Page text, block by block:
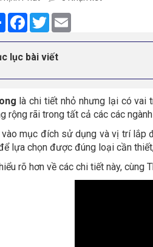
ShareFacebook
TwitterEmail
lục bài viết
là chi tiết nhỏ nhưng lại có
rộng rãi trong tất cả các các
vào mục đích sử dụng và vị trí lắp
lựa chọn được đúng loại cần
rõ hơn về các chi tiết này, cùng